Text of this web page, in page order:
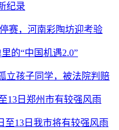
纪录
赛，河南彩陶坊迎考验
的“中国机遇2.0”
立孩子同学，被法院判赔
13日郑州市有较强风雨
至13日我市将有较强风雨